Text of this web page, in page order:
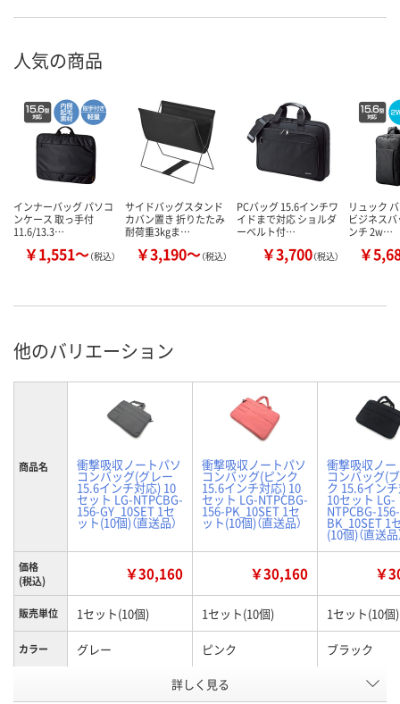
人気の商品
インナーバッグ パソコ
ンケース 取っ手付
11.6/13.3…
￥1,551～（税込）
サイドバッグスタンド
カバン置き 折りたたみ
耐荷重3kgま…
￥3,190～（税込）
PCバッグ 15.6インチワ
イドまで対応 ショルダ
ーベルト付…
￥3,700（税込）
リュック
ビジネス
ンチ 2w…
￥
他のバリエーション
商品名 衝撃吸収ノートパソ
コンバッグ(グレー
15.6インチ対応) 10
セット LG-NTPCBG-
156-GY_10SET 1セ
ット(10個)（直送品）
衝撃吸収ノートパソ
コンバッグ(ピンク
15.6インチ対応) 10
セット LG-NTPCBG-
156-PK_10SET 1セ
ット(10個)（直送品）
衝撃吸収ノー
コンバッグ(
ク 15.6イン
10セット LG-
NTPCBG-156-
BK_10SET 1
(10個)（直送品
価格
(税込)
￥30,160 ￥30,160 ￥
販売単位 1セット(10個) 1セット(10個) 1セット(10個)
カラー グレー ピンク ブラック
KR57616 KR57613
詳しく見る